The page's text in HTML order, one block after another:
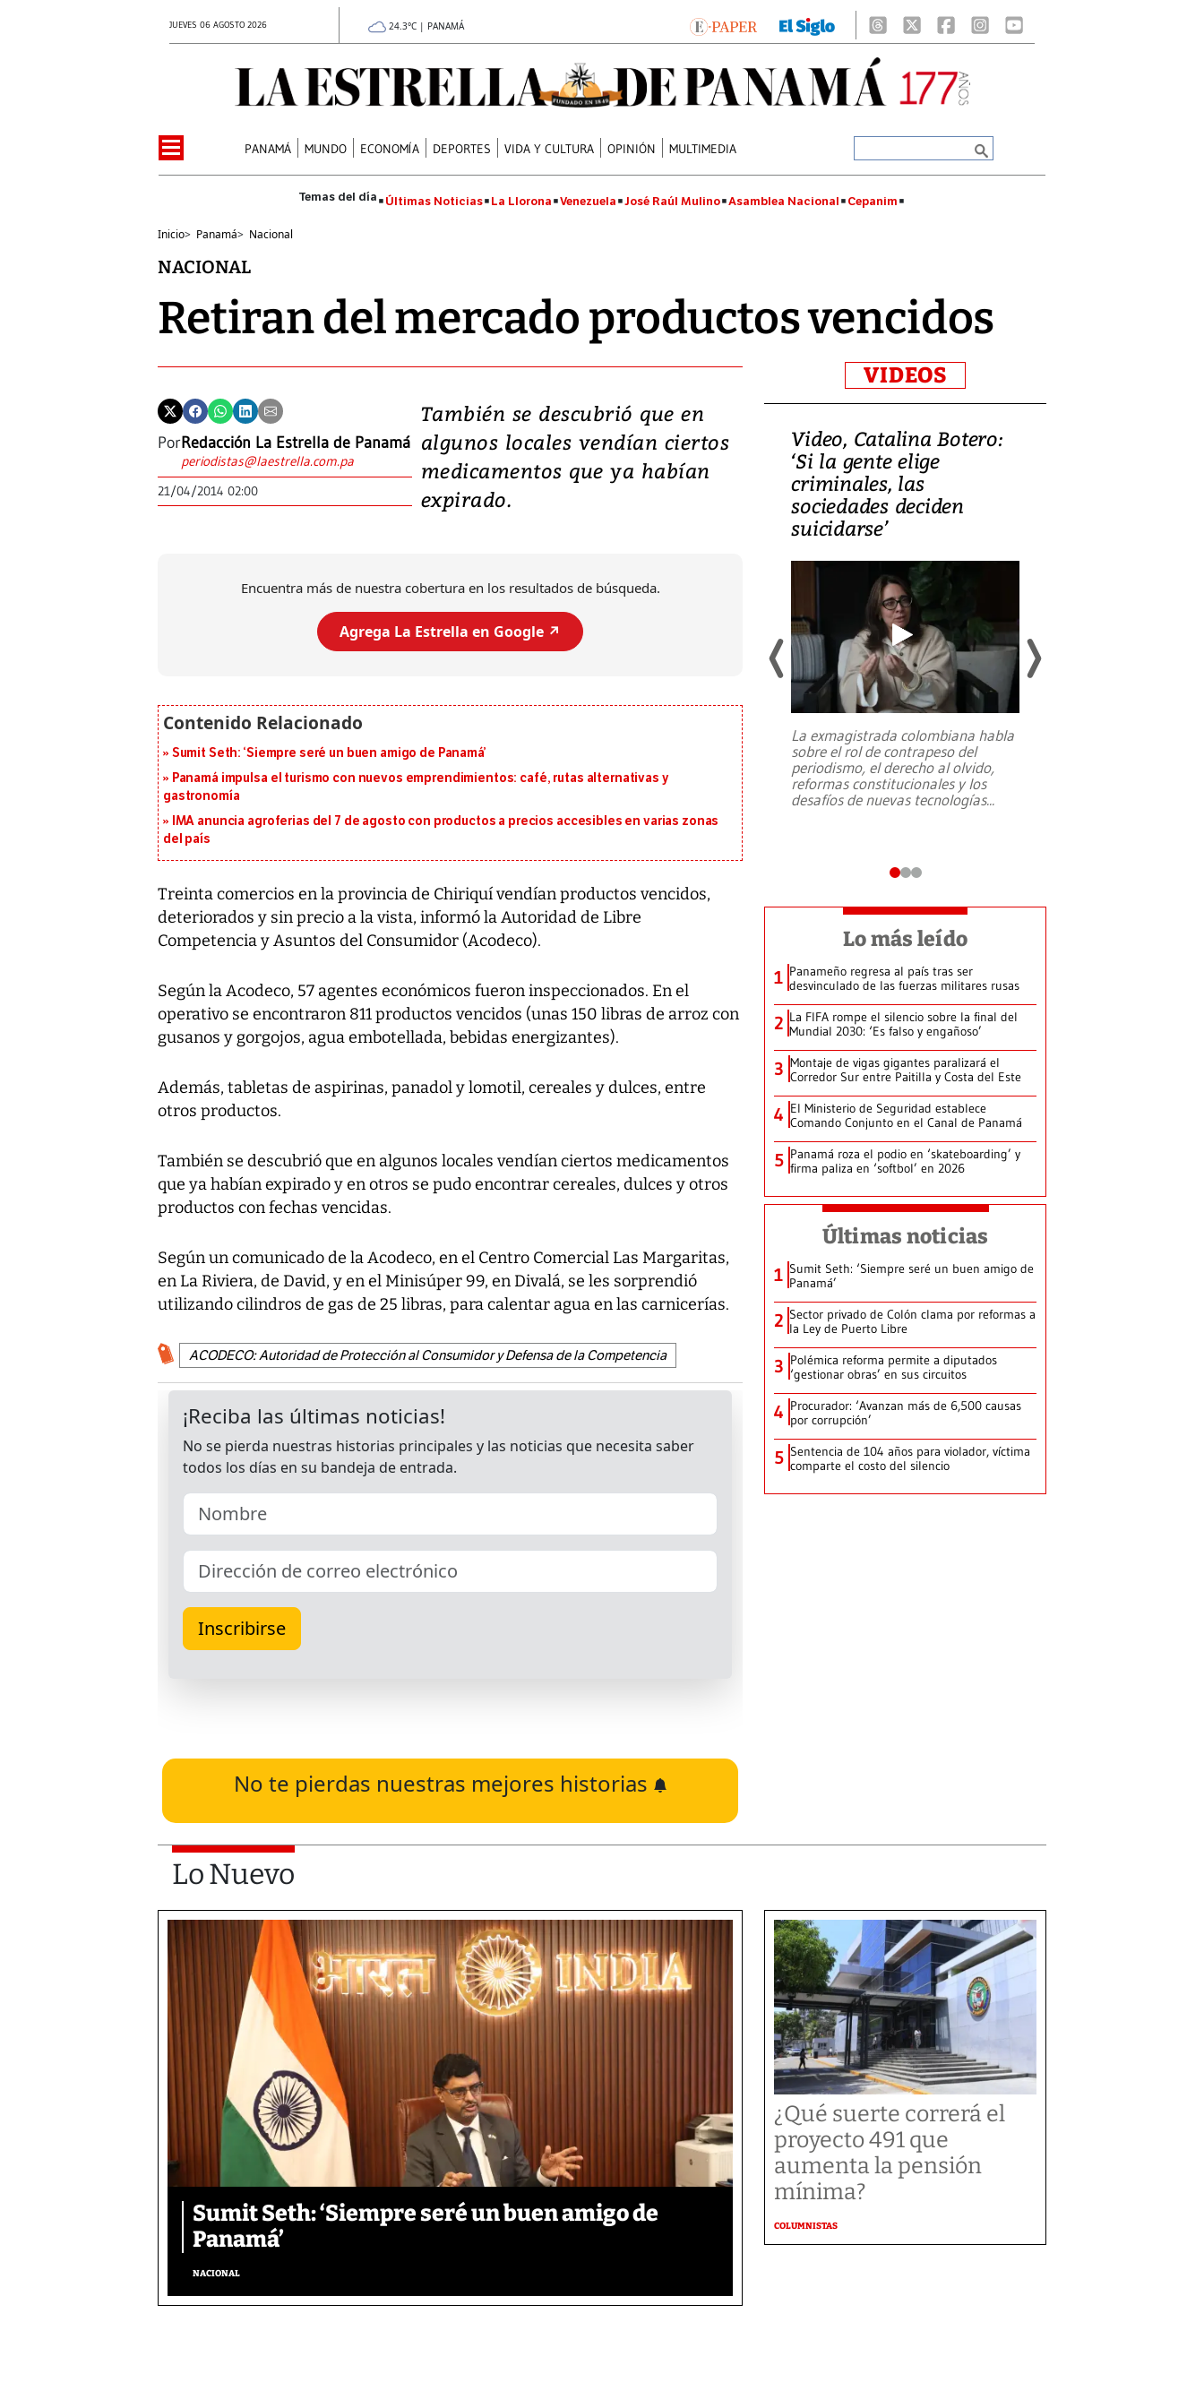
JUEVES 06 AGOSTO 2026 24.3°C | PANAMÁ
PANAMÁ MUNDO ECONOMÍA DEPORTES VIDA Y CULTURA OPINIÓN MULTIMEDIA
Últimas Noticias La Llorona Venezuela José Raúl Mulino Asamblea Nacional Cepanim
Inicio> Panamá> Nacional
NACIONAL
Retiran del mercado productos vencidos
PorRedacción La Estrella de Panamá
periodistas@laestrella.com.pa
21/04/2014 02:00
También se descubrió que en
algunos locales vendían ciertos
medicamentos que ya habían
expirado.
Encuentra más de nuestra cobertura en los resultados de búsqueda.
Agrega La Estrella en Google ↗️
Sumit Seth: ‘Siempre seré un buen amigo de Panamá’
Panamá impulsa el turismo con nuevos emprendimientos: café, rutas alternativas y
gastronomía
IMA anuncia agroferias del 7 de agosto con productos a precios accesibles en varias zonas
del país
Treinta comercios en la provincia de Chiriquí vendían productos vencidos,
deteriorados y sin precio a la vista, informó la Autoridad de Libre
Competencia y Asuntos del Consumidor (Acodeco).
Según la Acodeco, 57 agentes económicos fueron inspeccionados. En el
operativo se encontraron 811 productos vencidos (unas 150 libras de arroz con
gusanos y gorgojos, agua embotellada, bebidas energizantes).
Además, tabletas de aspirinas, panadol y lomotil, cereales y dulces, entre
otros productos.
También se descubrió que en algunos locales vendían ciertos medicamentos
que ya habían expirado y en otros se pudo encontrar cereales, dulces y otros
productos con fechas vencidas.
Según un comunicado de la Acodeco, en el Centro Comercial Las Margaritas,
en La Riviera, de David, y en el Minisúper 99, en Divalá, se les sorprendió
utilizando cilindros de gas de 25 libras, para calentar agua en las carnicerías.
ACODECO: Autoridad de Protección al Consumidor y Defensa de la Competencia
No te pierdas nuestras mejores historias
VIDEOS
Video, Japón: Terremoto
deja heridos y graves
daños en Kumamoto
7,1 se registró este martes 28 de
Video, Catalina Botero:
‘Si la gente elige
criminales, las
sociedades deciden
suicidarse’
La exmagistrada colombiana habla
sobre el rol de contrapeso del
periodismo, el derecho al olvido,
reformas constitucionales y los
desafíos de nuevas tecnologías...
Lo más leído
1 Panameño regresa al país tras ser
desvinculado de las fuerzas militares rusas
2 La FIFA rompe el silencio sobre la final del
Mundial 2030: ‘Es falso y engañoso’
3 Montaje de vigas gigantes paralizará el
Corredor Sur entre Paitilla y Costa del Este
4 El Ministerio de Seguridad establece
Comando Conjunto en el Canal de Panamá
5 Panamá roza el podio en ‘skateboarding’ y
firma paliza en ‘softbol’ en 2026
Últimas noticias
1 Sumit Seth: ‘Siempre seré un buen amigo de
Panamá’
2 Sector privado de Colón clama por reformas a
la Ley de Puerto Libre
3 Polémica reforma permite a diputados
‘gestionar obras’ en sus circuitos
4 Procurador: ‘Avanzan más de 6,500 causas
por corrupción’
5 Sentencia de 104 años para violador, víctima
comparte el costo del silencio
Lo Nuevo
Sumit Seth: ‘Siempre seré un buen amigo de
Panamá’
NACIONAL
¿Qué suerte correrá el
proyecto 491 que
aumenta la pensión
mínima?
COLUMNISTAS